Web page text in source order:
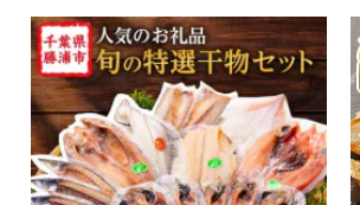
く育つ為、養殖とは、まった
く違い旨味が凝縮されており
食感も良いと言われておりま
す。食べ応え抜群のホタテを
ドドーンとたっぷり1kgを紋別
市よりお届け。パッケージは
チャック付きで保存に便利で